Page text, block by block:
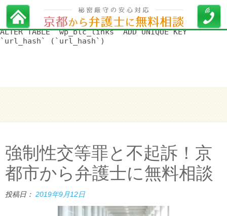
WordPress データベースエラー:[Duplicate entry '' for key
'url_hash']
ALTER TABLE `wp_blc_links` ADD UNIQUE KEY
`url_hash` (`url_hash`)
強制性交等罪と不起訴！京
都市から弁護士に無料相談
投稿日： 2019年9月12日